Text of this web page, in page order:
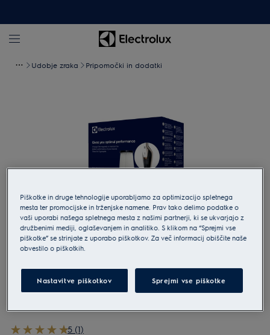
Udobje zraka Pripomočki in dodatki
Tapnite za povečavo
Filter za sesalnik
5 (1)
Piškotke in druge tehnologije uporabljamo za optimizacijo spletnega
mesta ter promocijske in trženjske namene. Prav tako delimo podatke o
vaši uporabi našega spletnega mesta z našimi partnerji, ki se ukvarjajo z
družbenimi mediji, oglaševanjem in analitiko. S klikom na “Sprejmi vse
piškotke” se strinjate z uporabo piškotkov. Za več informacij obiščite naše
obvestilo o piškotkih.
Nastavitve piškotkov Sprejmi vse piškotke